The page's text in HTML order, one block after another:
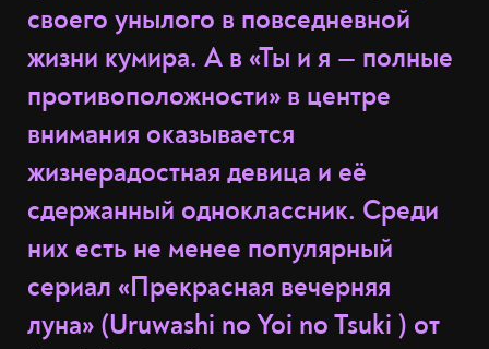
своего унылого в повседневной
жизни кумира. А в «Ты и я — полные
противоположности» в центре
внимания оказывается
жизнерадостная девица и её
сдержанный одноклассник. Среди
них есть не менее популярный
сериал «Прекрасная вечерняя
луна» (Uruwashi no Yoi no Tsuki ) от